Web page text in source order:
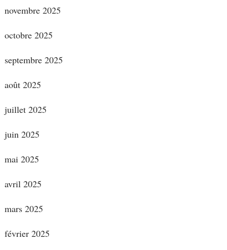
novembre 2025
octobre 2025
septembre 2025
août 2025
juillet 2025
juin 2025
mai 2025
avril 2025
mars 2025
février 2025